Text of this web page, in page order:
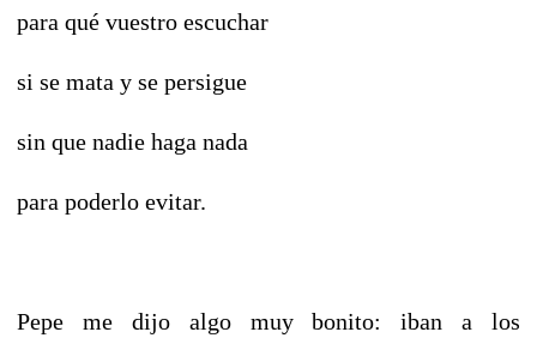
para qué vuestro escuchar
si se mata y se persigue
sin que nadie haga nada
para poderlo evitar.
Pepe me dijo algo muy bonito: iban a los